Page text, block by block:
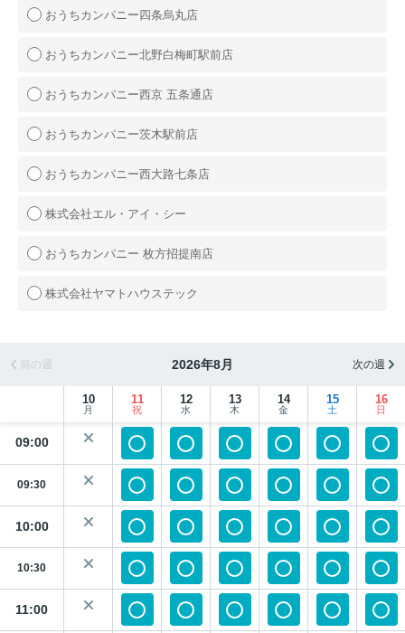
おうちカンパニー四条烏丸店
おうちカンパニー北野白梅町駅前店
おうちカンパニー西京 五条通店
おうちカンパニー茨木駅前店
おうちカンパニー西大路七条店
株式会社エル・アイ・シー
おうちカンパニー 枚方招提南店
株式会社ヤマトハウステック
前の週 2026年8月 次の週
10
月
11
祝
12
水
13
木
14
金
15
土
16
日
09:00
09:30
10:00
10:30
11:00